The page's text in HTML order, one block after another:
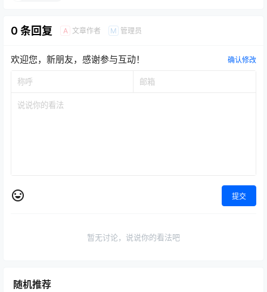
0 条回复 A 文章作者 M 管理员
欢迎您，新朋友，感谢参与互动！ 确认修改
提交
暂无讨论，说说你的看法吧
随机推荐